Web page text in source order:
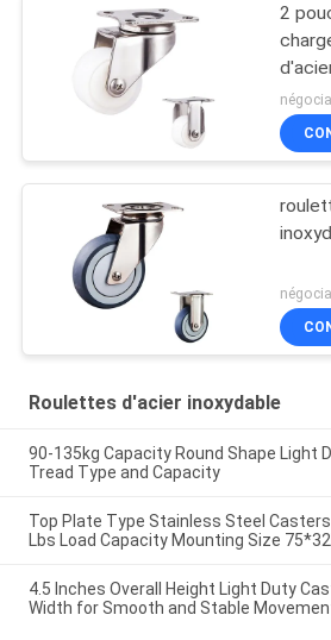
2
Roulettes d'acier inoxydable
90-135kg Capacity Round Shape Light
Tread Type and Capacity
Top Plate Type Stainless Steel
Lbs Load Capacity Mounting Size
4.5 Inches Overall Height Light Duty
Width for Smooth and Stable